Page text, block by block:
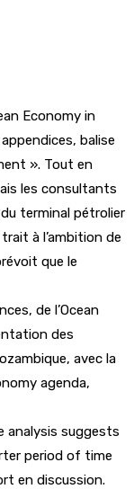
Economy in
balise
». Tout en
les consultants
terminal pétrolier
à l’ambition de
que le
de l’Ocean
des
avec la
agenda,
analysis suggests
period of time
en discussion.